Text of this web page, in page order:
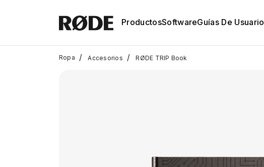
ProductosSoftwareGuías De Usuario
Ropa / Accesorios / RØDE TRIP Book